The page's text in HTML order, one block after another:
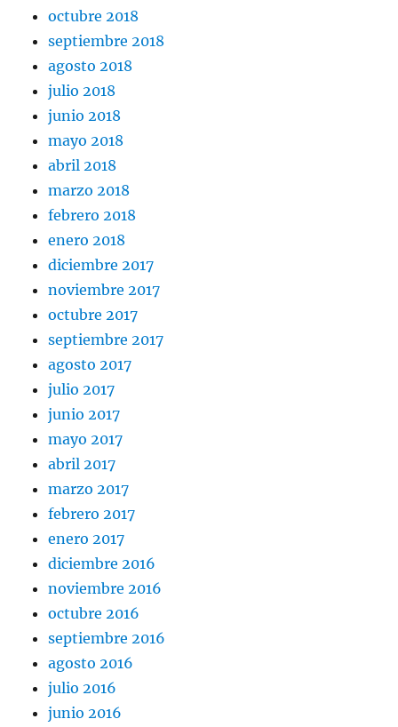
octubre 2018
septiembre 2018
agosto 2018
julio 2018
junio 2018
mayo 2018
abril 2018
marzo 2018
febrero 2018
enero 2018
diciembre 2017
noviembre 2017
octubre 2017
septiembre 2017
agosto 2017
julio 2017
junio 2017
mayo 2017
abril 2017
marzo 2017
febrero 2017
enero 2017
diciembre 2016
noviembre 2016
octubre 2016
septiembre 2016
agosto 2016
julio 2016
junio 2016